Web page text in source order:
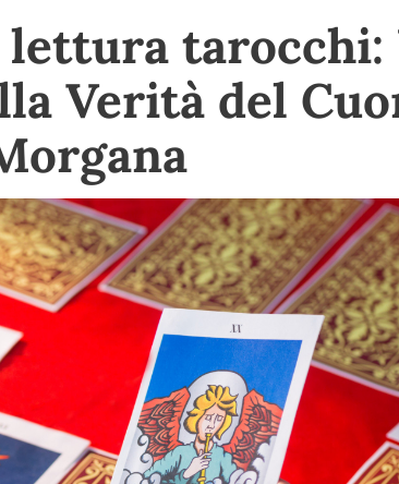
lettura tarocchi:
Verità del